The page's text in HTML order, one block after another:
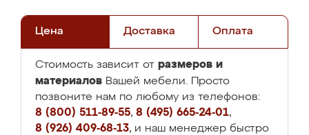
Цена Доставка Оплата
Стоимость зависит от размеров и
материалов Вашей мебели. Просто
позвоните нам по любому из телефонов:
8 (800) 511-89-55, 8 (495) 665-24-01,
8 (926) 409-68-13, и наш менеджер быстро